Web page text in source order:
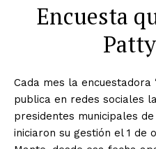
Encuesta
Cada mes la encuestadora
publica en redes sociales
presidentes municipales
iniciaron su gestión el 1 de